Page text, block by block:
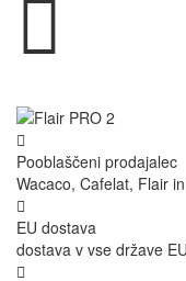
Pooblaščeni prodajalec
Wacaco, Cafelat, Flair
EU dostava
dostava v vse države EU